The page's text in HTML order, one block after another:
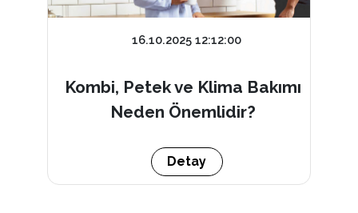
16.10.2025 12:12:00
Kombi, Petek ve Klima Bakımı
Neden Önemlidir?
Detay